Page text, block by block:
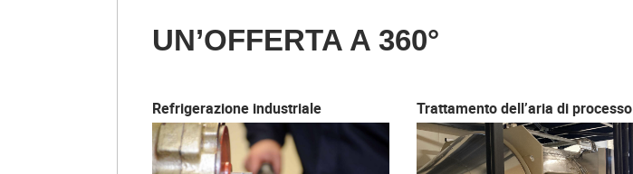
UN’OFFERTA A 360°
Refrigerazione industriale Trattamento dell’aria di processo